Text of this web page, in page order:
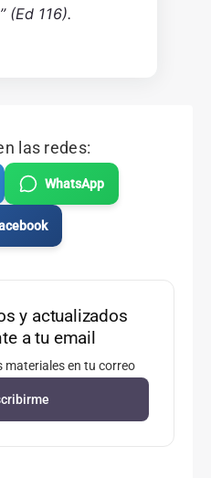
(Ed 116).
las redes:
WhatsApp
y actualizados
a tu email
materiales en tu correo